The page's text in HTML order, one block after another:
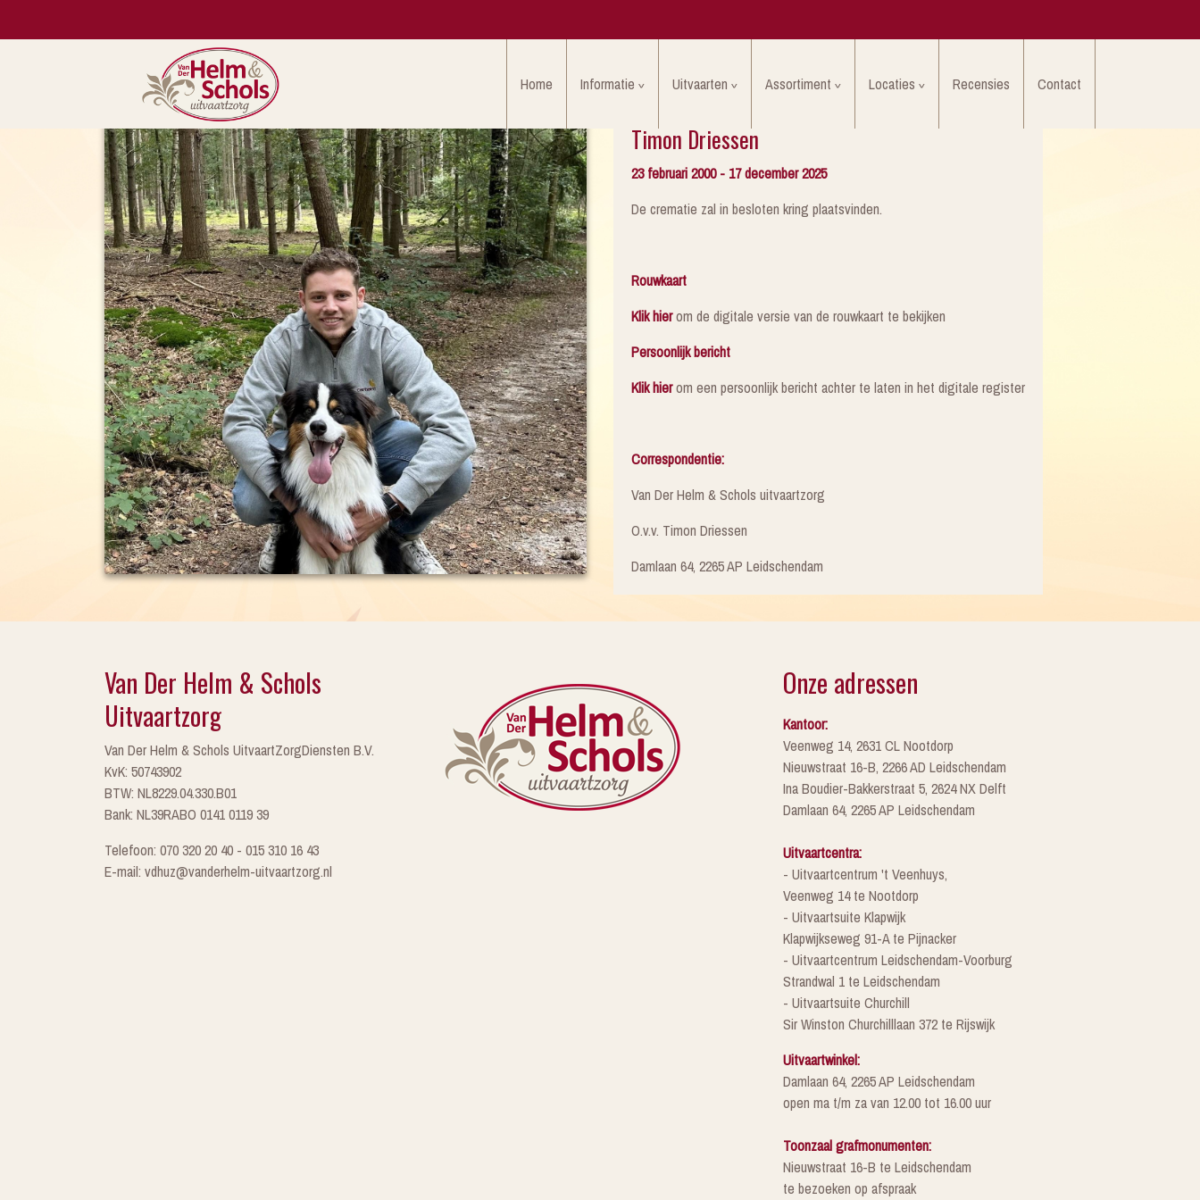
Home Informatie Uitvaarten Assortiment Locaties Recensies Contact
Timon Driessen
23 februari 2000 - 17 december 2025
De crematie zal in besloten kring plaatsvinden.
Rouwkaart
Klik hierom de digitale versie van de rouwkaart te bekijken
Persoonlijk bericht
Klik hierom een persoonlijk bericht achter te laten in het digitale register
Correspondentie:
Van Der Helm & Schols uitvaartzorg
O.v.v. Timon Driessen
Damlaan 64, 2265 AP Leidschendam
Van Der Helm & Schols
Uitvaartzorg
Van Der Helm & Schols UitvaartZorgDiensten B.V.
KvK: 50743902
BTW: NL8229.04.330.B01
Bank: NL39RABO 0141 0119 39
Telefoon: 070 320 20 40 - 015 310 16 43
E-mail: vdhuz@vanderhelm-uitvaartzorg.nl
Onze adressen
Kantoor:
Veenweg 14, 2631 CL Nootdorp
Nieuwstraat 16-B, 2266 AD Leidschendam
Ina Boudier-Bakkerstraat 5, 2624 NX Delft
Damlaan 64, 2265 AP Leidschendam
Uitvaartcentra:
- Uitvaartcentrum 't Veenhuys,
Veenweg 14 te Nootdorp
- Uitvaartsuite Klapwijk
Klapwijkseweg 91-A te Pijnacker
- Uitvaartcentrum Leidschendam-Voorburg
Strandwal 1 te Leidschendam
- Uitvaartsuite Churchill
Sir Winston Churchilllaan 372 te Rijswijk
Uitvaartwinkel:
Damlaan 64, 2265 AP Leidschendam
open ma t/m za van 12.00 tot 16.00 uur
Toonzaal grafmonumenten:
Nieuwstraat 16-B te Leidschendam
te bezoeken op afspraak